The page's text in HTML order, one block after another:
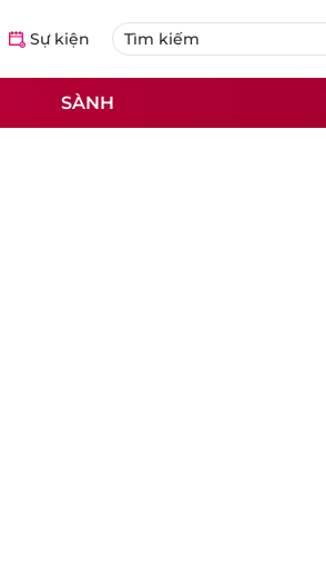
Sự kiện
SÀNH